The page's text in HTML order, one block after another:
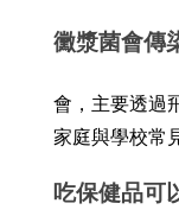
黴漿菌會傳
會，主要透過
家庭與學校常
吃保健品可